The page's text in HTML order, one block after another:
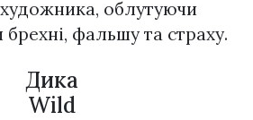
художника, облутуючи
фальшу та страху.
Дика
Wild